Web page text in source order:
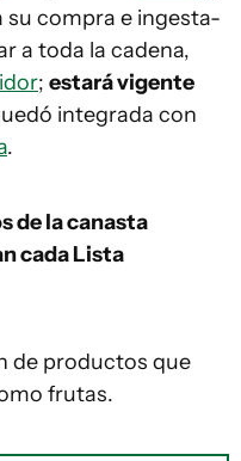
su compra e ingesta-
a toda la cadena,
; estará vigente
integrada con
.
de la canasta
cada Lista
de productos que
frutas.